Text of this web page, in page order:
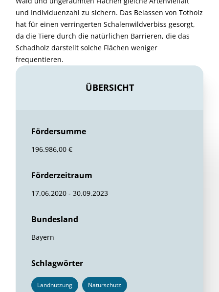
und Individuenzahl zu sichern. Das Belassen von Totholz
hat für einen verringerten Schalenwildverbiss gesorgt,
da die Tiere durch die natürlichen Barrieren, die das
Schadholz darstellt solche Flächen weniger
frequentieren.
ÜBERSICHT
Fördersumme
196.986,00 €
Förderzeitraum
17.06.2020 - 30.09.2023
Bundesland
Bayern
Schlagwörter
Landnutzung Naturschutz